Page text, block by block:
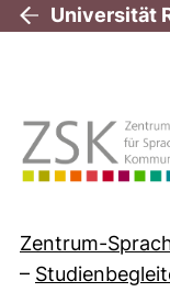
Universität
Zentrum-
–